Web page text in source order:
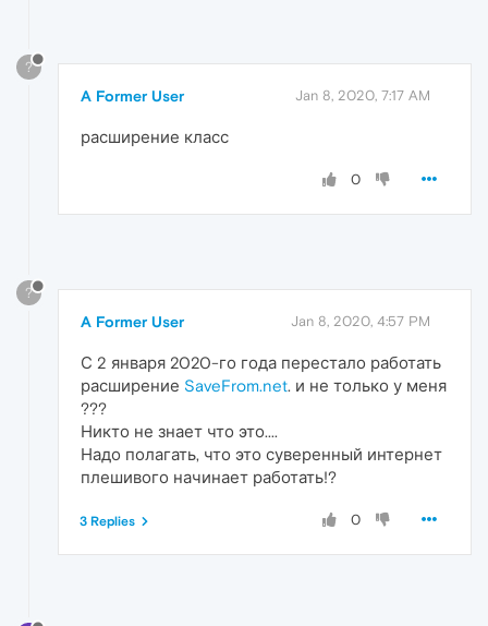
?
A Former User Jan 8, 2020, 7:17 AM
расширение класс
0
?
A Former User Jan 8, 2020, 4:57 PM
С 2 января 2020-го года перестало работать
расширение SaveFrom.net. и не только у меня
???
Никто не знает что это....
Надо полагать, что это суверенный интернет
плешивого начинает работать!?
0
3 Replies